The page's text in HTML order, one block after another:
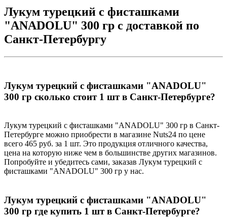
Лукум турецкий с фисташками
"ANADOLU" 300 гр с доставкой по
Санкт-Петербургу
Лукум турецкий с фисташками "ANADOLU"
300 гр сколько стоит 1 шт в Санкт-Петербурге?
Лукум турецкий с фисташками "ANADOLU" 300 гр в Санкт-
Петербурге можно приобрести в магазине Nuts24 по цене
всего 465 руб. за 1 шт. Это продукция отличного качества,
цена на которую ниже чем в большинстве других магазинов.
Попробуйте и убедитесь сами, заказав Лукум турецкий с
фисташками "ANADOLU" 300 гр у нас.
Лукум турецкий с фисташками "ANADOLU"
300 гр где купить 1 шт в Санкт-Петербурге?